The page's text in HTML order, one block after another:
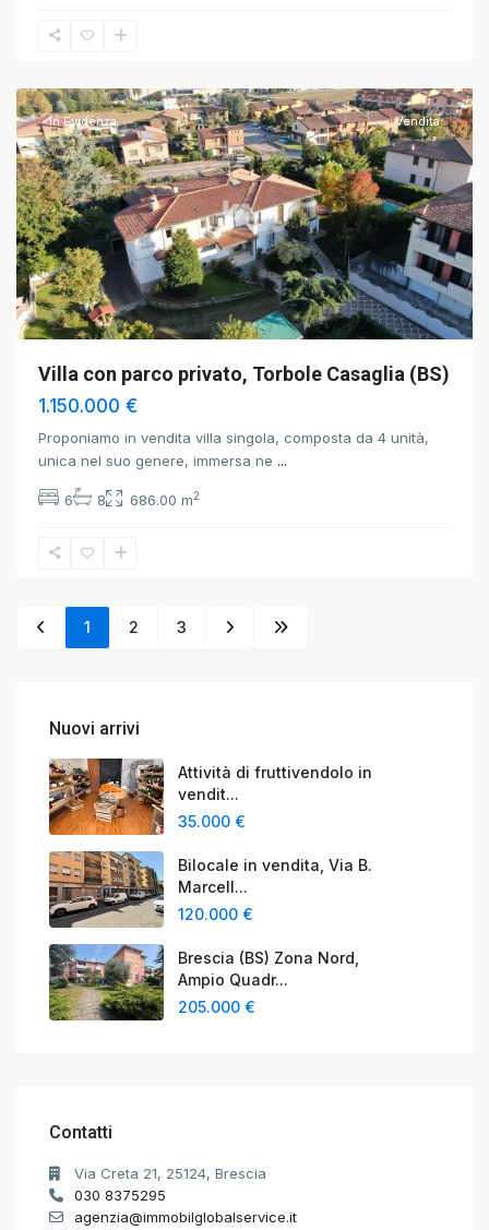
Casaglia
In Evidenza Vendita
Villa con parco privato, Torbole Casaglia (BS)
1.150.000 €
Proponiamo in vendita villa singola, composta da 4 unità,
unica nel suo genere, immersa ne ...
6 8 686.00 m2
1 2 3
Nuovi arrivi
Attività di fruttivendolo in
vendit...
35.000 €
Bilocale in vendita, Via B.
Marcell...
120.000 €
Brescia (BS) Zona Nord,
Ampio Quadr...
205.000 €
Contatti
Via Creta 21, 25124, Brescia
030 8375295
agenzia@immobilglobalservice.it